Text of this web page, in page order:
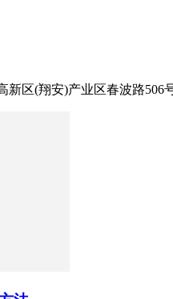
新区(翔安)产业区春波路506